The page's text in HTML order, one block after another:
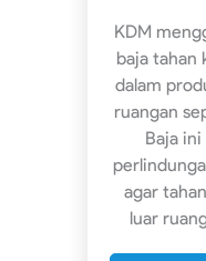
KDM
baja tahan
dalam
ruangan
Baja
agar
luar